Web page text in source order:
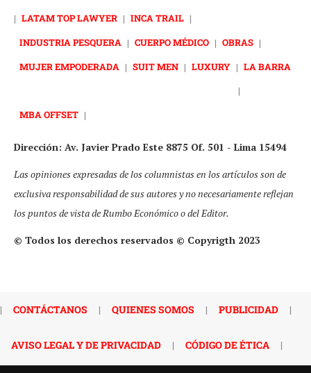
| LATAM TOP LAWYER | INCA TRAIL |
INDUSTRIA PESQUERA | CUERPO MÉDICO | OBRAS |
MUJER EMPODERADA | SUIT MEN | LUXURY | LA BARRA
|
MBA OFFSET |
Dirección: Av. Javier Prado Este 8875 Of. 501 - Lima 15494
Las opiniones expresadas de los columnistas en los artículos son de
exclusiva responsabilidad de sus autores y no necesariamente reflejan
los puntos de vista de Rumbo Económico o del Editor.
© Todos los derechos reservados © Copyrigth 2023
| CONTÁCTANOS | QUIENES SOMOS | PUBLICIDAD |
AVISO LEGAL Y DE PRIVACIDAD | CÓDIGO DE ÉTICA |